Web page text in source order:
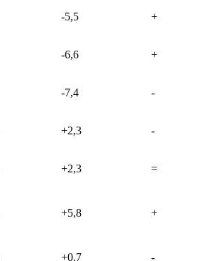
-5,5 +
-6,6 +
-7,4 -
+2,3 -
+2,3 =
+5,8 +
+0,7 -